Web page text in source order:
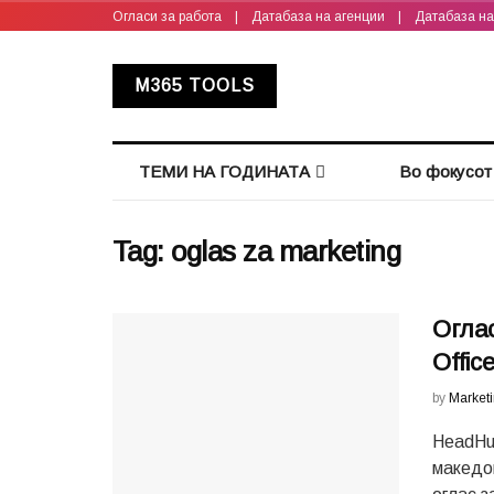
Огласи за работа Датабаза на агенции Датабаза
M365 TOOLS
ТЕМИ НА ГОДИНАТА Во фокусот
Tag: oglas za marketing
by